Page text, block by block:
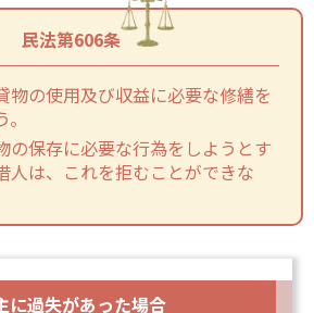
民法第606条
物の使用及び収益に必要な修繕を
の保存に必要な行為をしようとす
人は、これを拒むことができな
に過失があった場合